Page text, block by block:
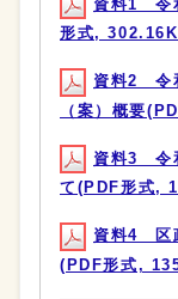
資料1 令
形式,
資料2 令
（案）概要
資料3 令
て(PDF形式,
資料4 区
(PDF形式,